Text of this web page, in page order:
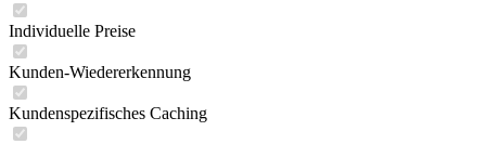
Individuelle Preise
Kunden-Wiedererkennung
Kundenspezifisches Caching